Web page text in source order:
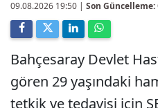
09.08.2026 19:50 | Son Güncelleme:
Bahçesaray Devlet
gören 29 yaşındaki
tetkik ve tedavisi için